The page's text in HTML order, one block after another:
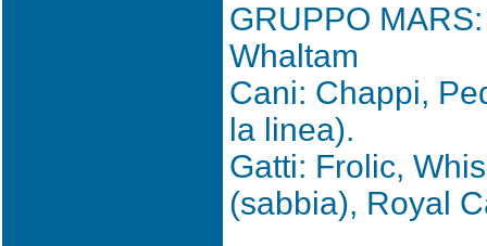
GRUPPO MARS:
Whaltam
Cani: Chappi,
la linea).
Gatti: Frolic,
(sabbia), Royal